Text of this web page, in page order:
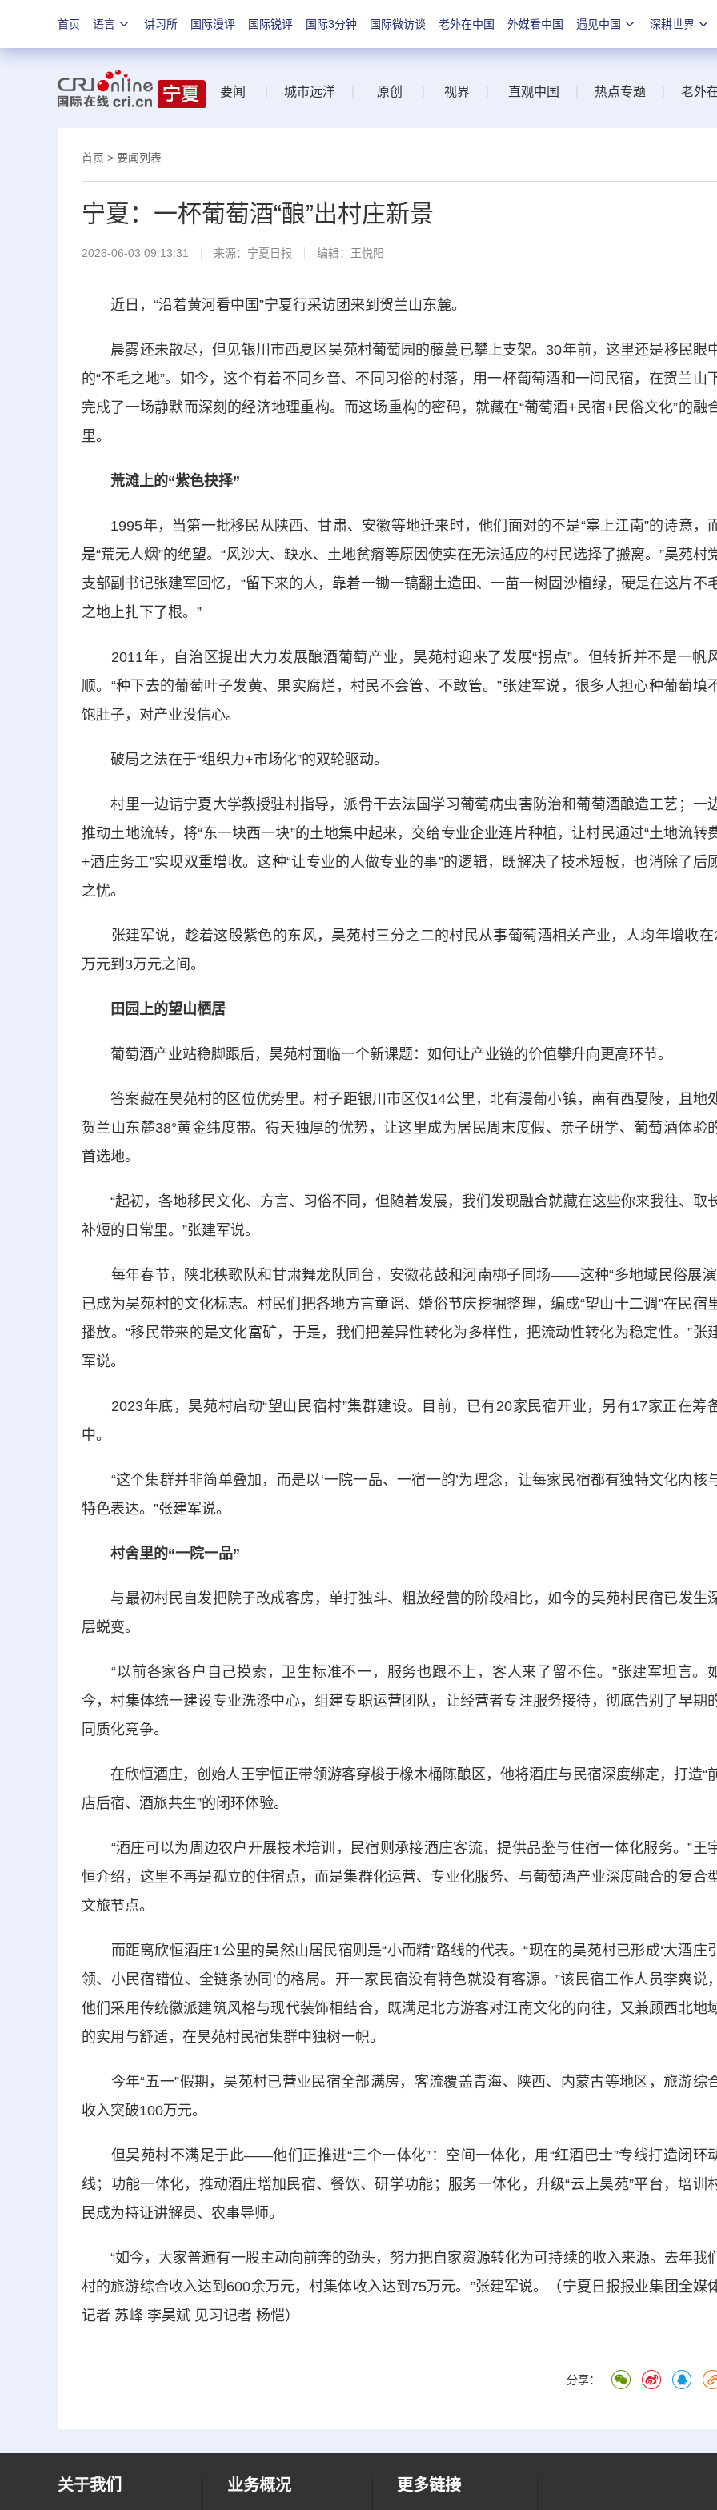
首页 语言 讲习所 国际漫评 国际锐评 国际3分钟 国际微访谈 老外在中国 外媒看中国 遇见中国 深耕世界
要闻 城市远洋 原创 视界 直观中国 热点专题 老外
首页 > 要闻列表
宁夏：一杯葡萄酒“酿”出村庄新景
2026-06-03 09:13:31 来源： 宁夏日报 编辑：王悦阳
近日，“沿着黄河看中国”宁夏行采访团来到贺兰山东麓。
晨雾还未散尽，但见银川市西夏区昊苑村葡萄园的藤蔓已攀上支架。30年前，这里还是移民眼
的“不毛之地”。如今，这个有着不同乡音、不同习俗的村落，用一杯葡萄酒和一间民宿，在贺兰山
完成了一场静默而深刻的经济地理重构。而这场重构的密码，就藏在“葡萄酒+民宿+民俗文化”的融
里。
荒滩上的“紫色抉择”
1995年，当第一批移民从陕西、甘肃、安徽等地迁来时，他们面对的不是“塞上江南”的诗意，
是“荒无人烟”的绝望。“风沙大、缺水、土地贫瘠等原因使实在无法适应的村民选择了搬离。”昊苑村
支部副书记张建军回忆，“留下来的人，靠着一锄一镐翻土造田、一苗一树固沙植绿，硬是在这片不
之地上扎下了根。”
2011年，自治区提出大力发展酿酒葡萄产业，昊苑村迎来了发展“拐点”。但转折并不是一帆
顺。“种下去的葡萄叶子发黄、果实腐烂，村民不会管、不敢管。”张建军说，很多人担心种葡萄填
饱肚子，对产业没信心。
破局之法在于“组织力+市场化”的双轮驱动。
村里一边请宁夏大学教授驻村指导，派骨干去法国学习葡萄病虫害防治和葡萄酒酿造工艺；一
推动土地流转，将“东一块西一块”的土地集中起来，交给专业企业连片种植，让村民通过“土地流转
+酒庄务工”实现双重增收。这种“让专业的人做专业的事”的逻辑，既解决了技术短板，也消除了后
之忧。
张建军说，趁着这股紫色的东风，昊苑村三分之二的村民从事葡萄酒相关产业，人均年增收在
万元到3万元之间。
田园上的望山栖居
葡萄酒产业站稳脚跟后，昊苑村面临一个新课题：如何让产业链的价值攀升向更高环节。
答案藏在昊苑村的区位优势里。村子距银川市区仅14公里，北有漫葡小镇，南有西夏陵，且地
贺兰山东麓38°黄金纬度带。得天独厚的优势，让这里成为居民周末度假、亲子研学、葡萄酒体验
首选地。
“起初，各地移民文化、方言、习俗不同，但随着发展，我们发现融合就藏在这些你来我往、取
补短的日常里。”张建军说。
每年春节，陕北秧歌队和甘肃舞龙队同台，安徽花鼓和河南梆子同场——这种“多地域民俗展演
已成为昊苑村的文化标志。村民们把各地方言童谣、婚俗节庆挖掘整理，编成“望山十二调”在民宿
播放。“移民带来的是文化富矿，于是，我们把差异性转化为多样性，把流动性转化为稳定性。”张
军说。
2023年底，昊苑村启动“望山民宿村”集群建设。目前，已有20家民宿开业，另有17家正在筹
中。
“这个集群并非简单叠加，而是以‘一院一品、一宿一韵’为理念，让每家民宿都有独特文化内核
特色表达。”张建军说。
村舍里的“一院一品”
与最初村民自发把院子改成客房，单打独斗、粗放经营的阶段相比，如今的昊苑村民宿已发生
层蜕变。
“以前各家各户自己摸索，卫生标准不一，服务也跟不上，客人来了留不住。”张建军坦言。
今，村集体统一建设专业洗涤中心，组建专职运营团队，让经营者专注服务接待，彻底告别了早期
同质化竞争。
在欣恒酒庄，创始人王宇恒正带领游客穿梭于橡木桶陈酿区，他将酒庄与民宿深度绑定，打造“
店后宿、酒旅共生”的闭环体验。
“酒庄可以为周边农户开展技术培训，民宿则承接酒庄客流，提供品鉴与住宿一体化服务。”王
恒介绍，这里不再是孤立的住宿点，而是集群化运营、专业化服务、与葡萄酒产业深度融合的复合
文旅节点。
而距离欣恒酒庄1公里的昊然山居民宿则是“小而精”路线的代表。“现在的昊苑村已形成‘大酒庄引
领、小民宿错位、全链条协同’的格局。开一家民宿没有特色就没有客源。”该民宿工作人员李爽说，
他们采用传统徽派建筑风格与现代装饰相结合，既满足北方游客对江南文化的向往，又兼顾西北地
的实用与舒适，在昊苑村民宿集群中独树一帜。
今年“五一”假期，昊苑村已营业民宿全部满房，客流覆盖青海、陕西、内蒙古等地区，旅游综
收入突破100万元。
但昊苑村不满足于此——他们正推进“三个一体化”：空间一体化，用“红酒巴士”专线打造闭环
线；功能一体化，推动酒庄增加民宿、餐饮、研学功能；服务一体化，升级“云上昊苑”平台，培训
民成为持证讲解员、农事导师。
“如今，大家普遍有一股主动向前奔的劲头，努力把自家资源转化为可持续的收入来源。去年我们
村的旅游综合收入达到600余万元，村集体收入达到75万元。”张建军说。（宁夏日报报业集团全媒
记者 苏峰 李昊斌 见习记者 杨恺）
分享：
关于我们 业务概况 更多链接